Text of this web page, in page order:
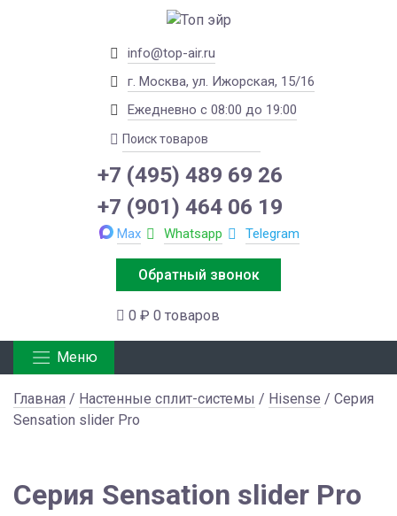
info@top-air.ru
г. Москва, ул. Ижорская, 15/16
Ежедневно с 08:00 до 19:00
+7 (495) 489 69 26
+7 (901) 464 06 19
Max Whatsapp Telegram
Обратный звонок
0 ₽ 0 товаров
Меню
Главная / Настенные сплит-системы / Hisense / Серия
Sensation slider Pro
Серия Sensation slider Pro